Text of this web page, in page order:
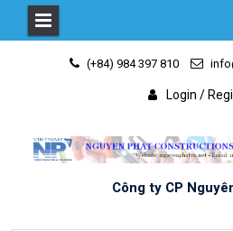
(+84) 984 397 810
Login /
Công ty CP